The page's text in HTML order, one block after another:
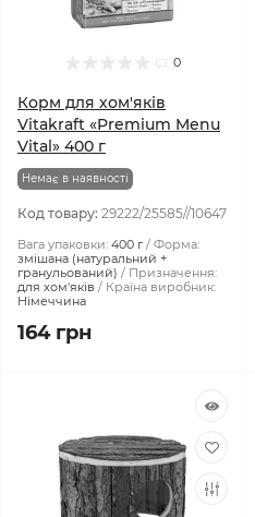
0
Корм для хом'яків
Vitakraft «Premium Menu
Vital» 400 г
Немає в наявності
Код товару: 29222/25585//10647
Вага упаковки: 400 г
Форма:
змішана (натуральний +
гранульований)
Призначення:
для хом'яків
Країна виробник:
Німеччина
164 грн